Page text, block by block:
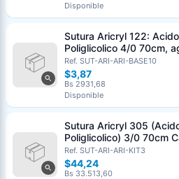
Disponible
Sutura Aricryl 122: Acido
Poliglicolico 4/0 70cm,
Corte Inverso 19mm Und
Absorbible
Ref. SUT-ARI-ARI-BASE10
$3,87
Bs 2931,68
Disponible
Sutura Aricryl 305
Poliglicolico) 3/0 70cm
Unds ARIZI Aguja de 1/2
Punta Conica 17mm
Ref. SUT-ARI-ARI-KIT3
$44,24
Bs 33.513,60